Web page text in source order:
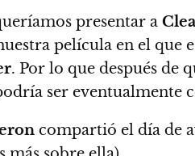
presentar a Clea
película en el que
. Por lo que después de
ser eventualmente
compartió el día de